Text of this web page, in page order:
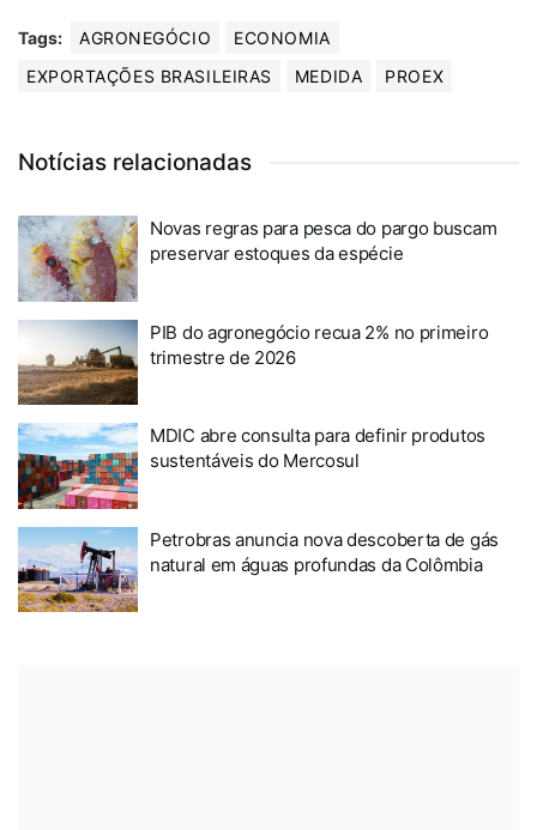
Tags: AGRONEGÓCIO
ECONOMIA
EXPORTAÇÕES BRASILEIRAS
MEDIDA PROEX
Notícias relacionadas
Novas regras para pesca do pargo buscam
preservar estoques da espécie
PIB do agronegócio recua 2% no primeiro
trimestre de 2026
MDIC abre consulta para definir produtos
sustentáveis do Mercosul
Petrobras anuncia nova descoberta de gás
natural em águas profundas da Colômbia